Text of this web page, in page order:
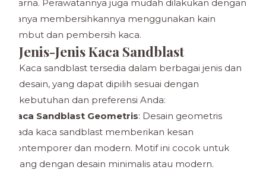
warna. Perawatannya juga mudah dilakukan dengan
hanya membersihkannya menggunakan kain
lembut dan pembersih kaca.
Jenis-Jenis Kaca Sandblast
Kaca sandblast tersedia dalam berbagai jenis dan
desain, yang dapat dipilih sesuai dengan
kebutuhan dan preferensi Anda:
Kaca Sandblast Geometris: Desain geometris
pada kaca sandblast memberikan kesan
kontemporer dan modern. Motif ini cocok untuk
ruang dengan desain minimalis atau modern.